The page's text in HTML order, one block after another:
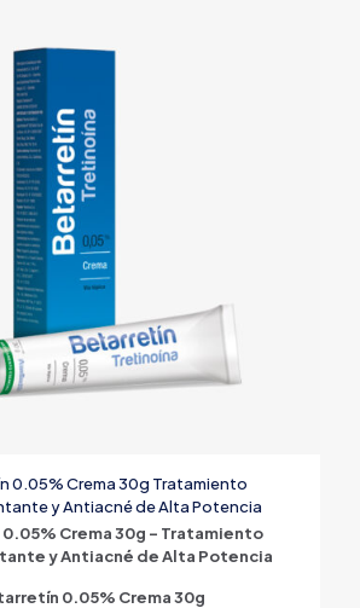
0.05% Crema 30g Tratamiento
y Antiacné de Alta Potencia
Crema 30g – Tratamiento
y Antiacné de Alta Potencia
0.05% Crema 30g